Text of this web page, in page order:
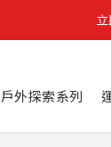
戶外探索系列